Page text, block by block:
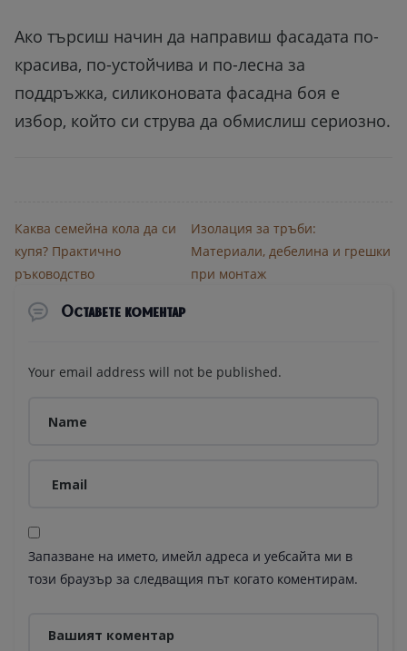
Ако търсиш начин да направиш фасадата по-
красива, по-устойчива и по-лесна за
поддръжка, силиконовата фасадна боя е
избор, който си струва да обмислиш сериозно.
Каква семейна кола да си
купя? Практично
ръководство
Изолация за тръби:
Материали, дебелина и грешки
при монтаж
Оставете коментар
Your email address will not be published.
Запазване на името, имейл адреса и уебсайта ми в
този браузър за следващия път когато коментирам.